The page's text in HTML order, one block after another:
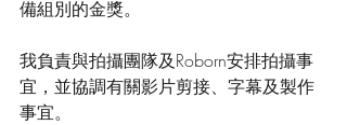
備組別的金獎。
我負責與拍攝團隊及Roborn安排拍攝事
宜，並協調有關影片剪接、字幕及製作
事宜。